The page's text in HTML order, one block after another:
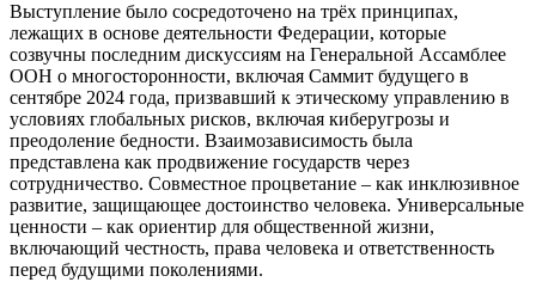
Выступление было сосредоточено на трёх принципах,
лежащих в основе деятельности Федерации, которые
созвучны последним дискуссиям на Генеральной Ассамблее
ООН о многосторонности, включая Саммит будущего в
сентябре 2024 года, призвавший к этическому управлению в
условиях глобальных рисков, включая киберугрозы и
преодоление бедности. Взаимозависимость была
представлена как продвижение государств через
сотрудничество. Совместное процветание – как инклюзивное
развитие, защищающее достоинство человека. Универсальные
ценности – как ориентир для общественной жизни,
включающий честность, права человека и ответственность
перед будущими поколениями.